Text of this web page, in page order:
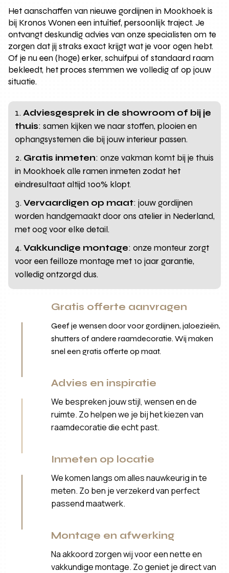
Het aanschaffen van nieuwe gordijnen in Mookhoek is
bij Kronos Wonen een intuïtief, persoonlijk traject. Je
ontvangt deskundig advies van onze specialisten om te
zorgen dat jij straks exact krijgt wat je voor ogen hebt.
Of je nu een (hoge) erker, schuifpui of standaard raam
bekleedt, het proces stemmen we volledig af op jouw
situatie.
Adviesgesprek in de showroom of bij je
thuis: samen kijken we naar stoffen, plooien en
ophangsystemen die bij jouw interieur passen.
Gratis inmeten: onze vakman komt bij je thuis
in Mookhoek alle ramen inmeten zodat het
eindresultaat altijd 100% klopt.
Vervaardigen op maat: jouw gordijnen
worden handgemaakt door ons atelier in Nederland,
met oog voor elke detail.
Vakkundige montage: onze monteur zorgt
voor een feilloze montage met 10 jaar garantie,
volledig ontzorgd dus.
Gratis offerte aanvragen
Geef je wensen door voor gordijnen, jaloezieën,
shutters of andere raamdecoratie. Wij maken
snel een gratis offerte op maat.
Advies en inspiratie
We bespreken jouw stijl, wensen en de
ruimte. Zo helpen we je bij het kiezen van
raamdecoratie die echt past.
Inmeten op locatie
We komen langs om alles nauwkeurig in te
meten. Zo ben je verzekerd van perfect
passend maatwerk.
Montage en afwerking
Na akkoord zorgen wij voor een nette en
vakkundige montage. Zo geniet je direct van